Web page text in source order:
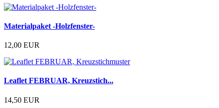
Materialpaket -Holzfenster-
12,00 EUR
Leaflet FEBRUAR, Kreuzstich...
14,50 EUR